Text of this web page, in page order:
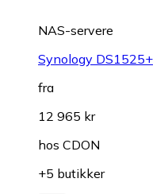
NAS-servere
Synology DS1525+
fra
12 965 kr
hos CDON
+5 butikker